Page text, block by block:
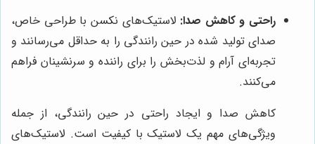
راحتی و کاهش صدا: لاستیک‌های نکسن با طراحی خاص،
صدای تولید شده در حین رانندگی را به حداقل می‌رسانند و
تجربه‌ای آرام و لذت‌بخش را برای راننده و سرنشینان فراهم
می‌کنند.
کاهش صدا و ایجاد راحتی در حین رانندگی، از جمله
ویژگی‌های مهم یک لاستیک با کیفیت است. لاستیک‌های